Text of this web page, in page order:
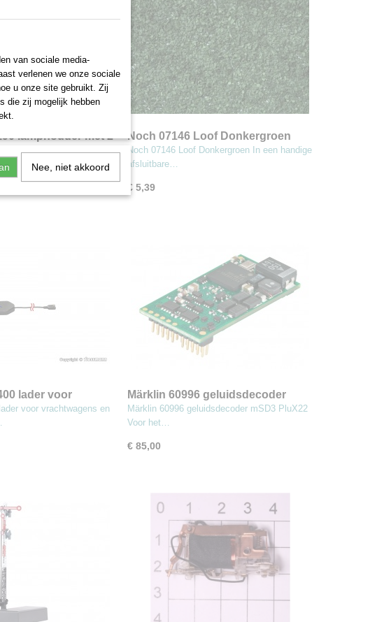
lamphouder met 2
(MBT8) met 2 bi-pin oa
Noch 07146 Loof Donkergroen
Noch 07146 Loof Donkergroen In een handige
afsluitbare…
€ 5,39
lader voor
en bussen
voor vrachtwagens en
Märklin 60996 geluidsdecoder
mSD3 PluX22
Märklin 60996 geluidsdecoder mSD3 PluX22
Voor het…
€ 85,00
van sociale media-
verlenen we onze sociale
u onze site gebruikt. Zij
die zij mogelijk hebben
Nee, niet akkoord